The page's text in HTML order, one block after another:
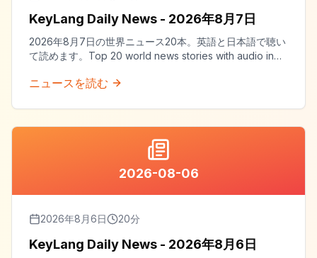
KeyLang Daily News - 2026年8月7日
2026年8月7日の世界ニュース20本。英語と日本語で聴い
て読めます。Top 20 world news stories with audio in
ニュースを読む
2026-08-06
2026年8月6日 20分
KeyLang Daily News - 2026年8月6日